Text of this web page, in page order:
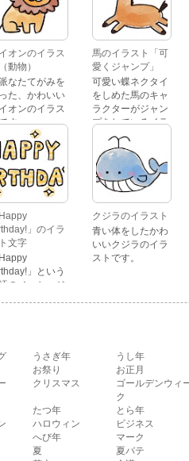
オンのイラス
動物）
なたてがみを
た、かわいい
オンのイラス
す。
馬のイラスト「可
愛くジャンプ」
可愛い蝶ネクタイ
をしめた馬のキャ
ラクターがジャン
プをしているイラ
ストです。
Happy
」のイラ
文字
Happy
」という
のメッセージ
クジラのイラスト
青い体をしたかわ
いいクジラのイラ
ストです。
うさぎ年 うし年
お祭り お正月
クリスマス
ゴールデンウィ
ク
たつ年 とら年
ハロウィン ビジネス
へび年 マーク
夏 夏バテ